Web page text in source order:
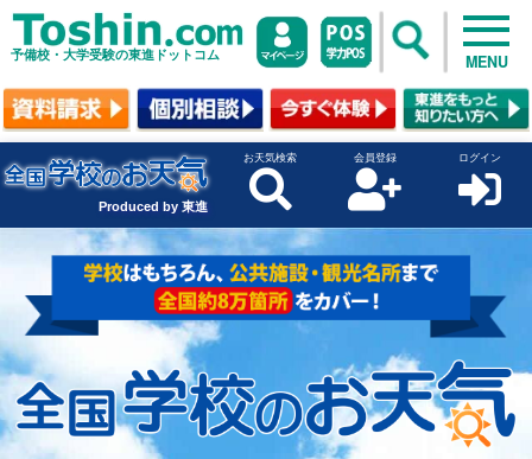
予備校・大学受験の東進ドットコム MENU
Produced by 東進
お天気検索 会員登録 ログイン